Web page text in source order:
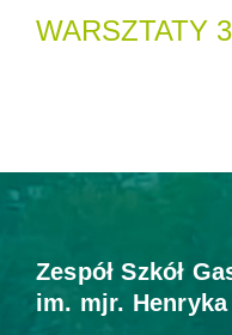
WARSZTATY 3
Zespół Szkół
im. mjr.